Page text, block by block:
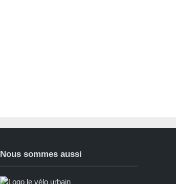
Nous sommes aussi